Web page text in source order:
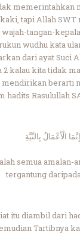
memerintahkan
tapi Allah SWT
wajah-tangan-
wudhu kata
dari ayat Suci Al
2 kalau kita tidak
mendirikan berarti
hadits Rasulullah
إِنَّمَا الْأَعْمَالُ بِالنِّيَّةِ
semua amalan-
tergantung
itu diambil dari
Tartibnya